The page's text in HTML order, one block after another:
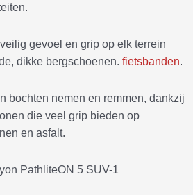
gevoel en grip op elk terrein
dikke bergschoenen. fietsbanden.
bochten nemen en remmen, dankzij
die veel grip bieden op
en asfalt.